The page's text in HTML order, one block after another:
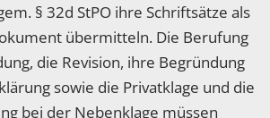
§ 32d StPO ihre Schriftsätze als
übermitteln. Die Berufung
die Revision, ihre Begründung
sowie die Privatklage und die
bei der Nebenklage müssen